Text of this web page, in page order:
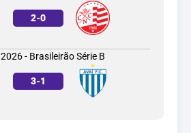
2-0
- Brasileirão Série B
3-1